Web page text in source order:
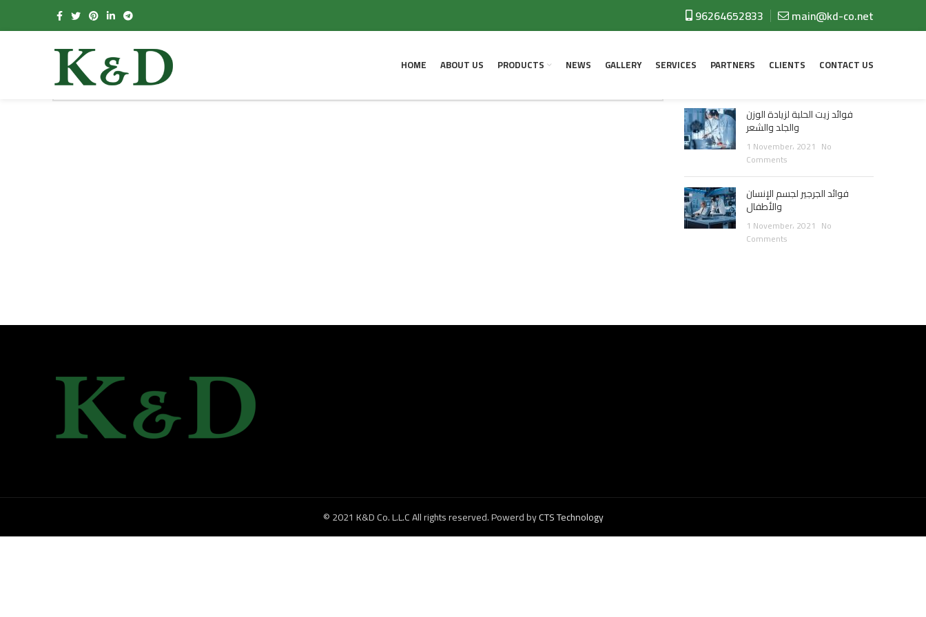
96264652833 main@kd-co.net
HOME ABOUT US PRODUCTS NEWS GALLERY SERVICES PARTNERS CLIENTS CONTACT US
Nothing Found
Apologies, but no results were found. Perhaps searching will help find a related post.
RECENT POSTS
يحارب زيت اللبان السرطان وحب
1 November، 2021
No
فوائد زيت الحلبة لزيادة الوزن
والجلد والشعر
1 November، 2021 No
Comments
فوائد الجرجير لجسم الإنسان
والأطفال
1 November، 2021 No
Comments
© 2021 K&D Co. L.L.C All rights reserved. Powerd byCTS Technology